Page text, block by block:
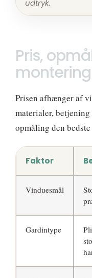
udtryk.
Pris,
montering
Prisen afhænger af
materialer,
opmåling den
Faktor
Vinduesmål
Gardintype